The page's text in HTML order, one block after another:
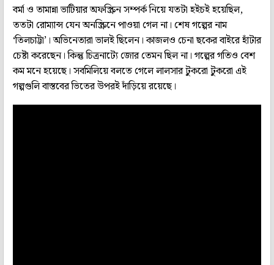
বর্মা ও তামান্না ভাটিয়ার অফস্ক্রিন সম্পর্ক নিয়ে যতটা হইচই হয়েছিল,
ততটা রোম্যান্স যেন অনস্ক্রিনে পাওয়া গেল না। শেষ গল্পের নাম
‘তিলচাট্টা’। অভিনেতারা ভালই ছিলেন। কাজলও চেনা ছকের বাইরে হাঁটার
চেষ্টা করেছেন। কিন্তু চিত্রনাট্যে জোর তেমন ছিল না। গল্পের গতিও বেশ
কম মনে হয়েছে। সবমিলিয়ে বলতে গেলে লালসার টুকরো টুকরো এই
গল্পগুলি বাস্তবের ভিতের উপরই দাঁড়িয়ে রয়েছে।